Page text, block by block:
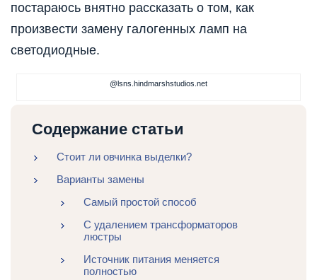
постараюсь внятно рассказать о том, как
произвести замену галогенных ламп на
светодиодные.
@lsns.hindmarshstudios.net
Содержание статьи
Стоит ли овчинка выделки?
Варианты замены
Самый простой способ
С удалением трансформаторов
люстры
Источник питания меняется
полностью